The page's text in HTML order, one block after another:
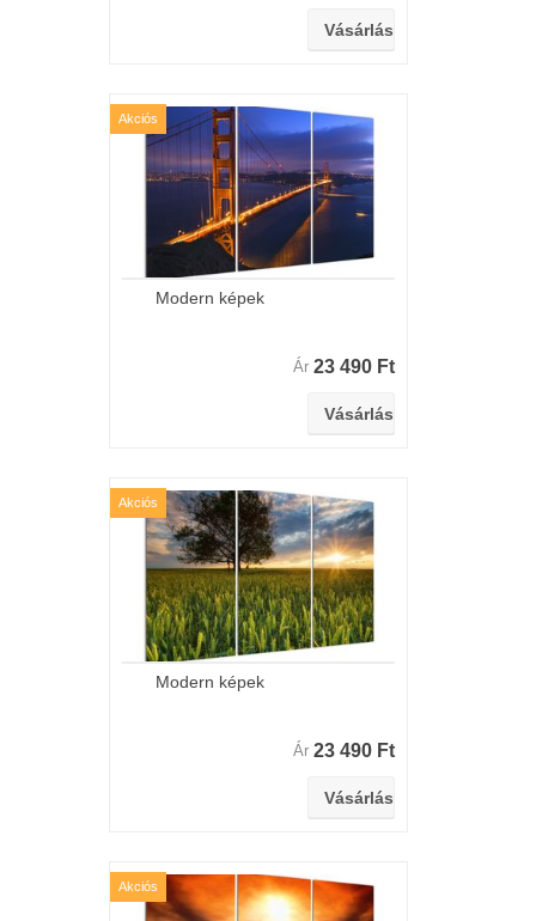
Modern képek
Ár 23 490 Ft
Akciós
Modern képek
Ár 23 490 Ft
Akciós
Akciós